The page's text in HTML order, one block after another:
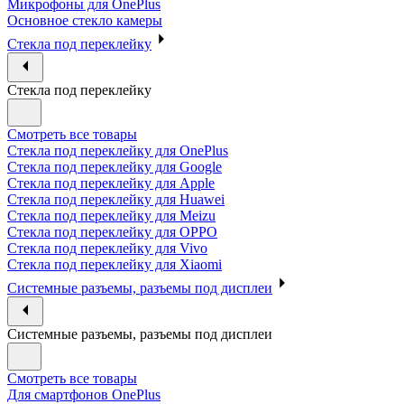
Микрофоны для OnePlus
Основное стекло камеры
Стекла под переклейку
Стекла под переклейку
Смотреть все товары
Стекла под переклейку для OnePlus
Стекла под переклейку для Google
Стекла под переклейку для Apple
Стекла под переклейку для Huawei
Стекла под переклейку для Meizu
Стекла под переклейку для OPPO
Стекла под переклейку для Vivo
Стекла под переклейку для Xiaomi
Системные разъемы, разъемы под дисплеи
Системные разъемы, разъемы под дисплеи
Смотреть все товары
Для смартфонов OnePlus